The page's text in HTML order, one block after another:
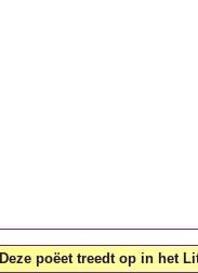
Deze poëet treedt op in het